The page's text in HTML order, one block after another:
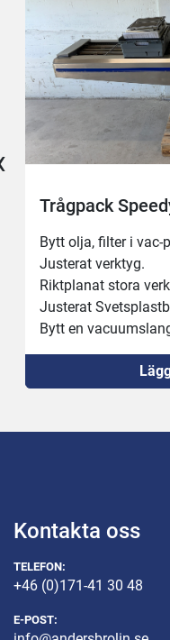
Trågpack
Bytt olja, filter i vac-
Justerat verktyg.
Riktplanat stora
Justerat
Bytt en
190x135mm
Kontakta oss
TELEFON:
+46 (0)171-41 30 48
E-POST: